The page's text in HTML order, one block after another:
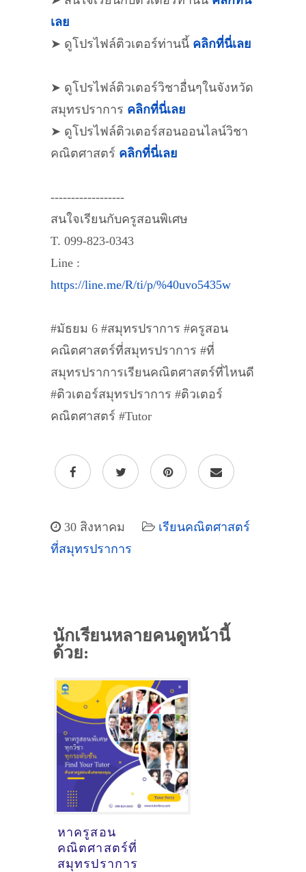
เลย
➤ ดูโปรไฟล์ติวเตอร์ท่านนี้ คลิกที่นี่เลย
➤ ดูโปรไฟล์ติวเตอร์วิชาอื่นๆในจังหวัด
สมุทรปราการ คลิกที่นี่เลย
➤ ดูโปรไฟล์ติวเตอร์สอนออนไลน์วิชา
คณิตศาสตร์ คลิกที่นี่เลย
------------------
สนใจเรียนกับครูสอนพิเศษ
T. 099-823-0343
Line :
https://line.me/R/ti/p/%40uvo5435w
#มัธยม 6 #สมุทรปราการ #ครูสอน
คณิตศาสตร์ที่สมุทรปราการ #ที่
สมุทรปราการเรียนคณิตศาสตร์ที่ไหนดี
#ติวเตอร์สมุทรปราการ #ติวเตอร์
คณิตศาสตร์ #Tutor
30 สิงหาคม
เรียนคณิตศาสตร์
ที่สมุทรปราการ
นักเรียนหลายคนดูหน้านี้
ด้วย:
หาครูสอน
คณิตศาสตร์ที่
สมุทรปราการ